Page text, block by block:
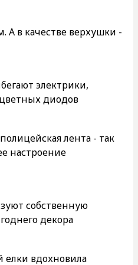
А в качестве верхушки -
электрики,
диодов
лента - так
настроение
собственную
декора
елки вдохновила